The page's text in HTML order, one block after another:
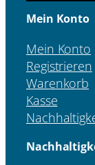
Mein Konto
Mein Konto
Registrieren
Warenkorb
Kasse